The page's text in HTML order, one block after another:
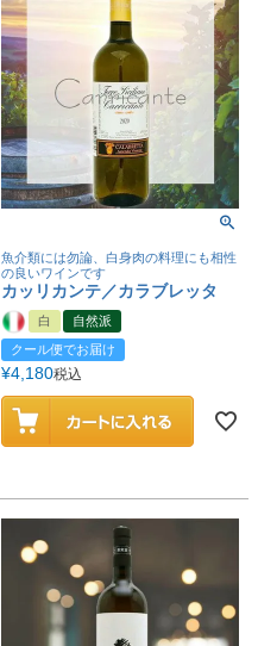
魚介類には勿論、白身肉の料理にも相性
の良いワインです
カッリカンテ／カラブレッタ
白
自然派
クール便でお届け
¥4,180税込